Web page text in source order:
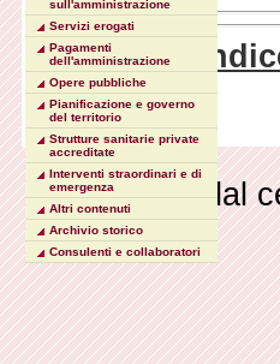
Torna
sull'amministrazione
Servizi erogati
Pagamenti
dell'amministrazione
Opere pubbliche
Pianificazione e governo
del territorio
Strutture sanitarie private
accreditate
Interventi straordinari e di
emergenza
Altri contenuti
Archivio storico
Consulenti e collaboratori
Realizzato dal